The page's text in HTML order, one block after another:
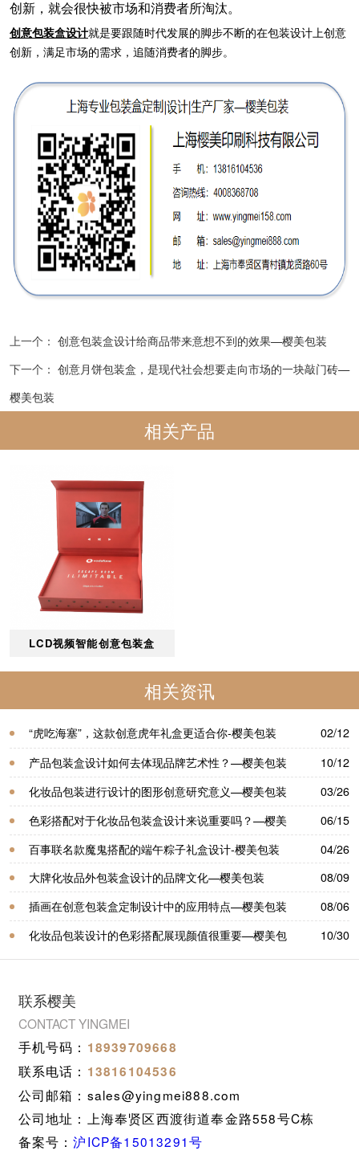
创新，就会很快被市场和消费者所淘汰。
创意包装盒设计就是要跟随时代发展的脚步不断的在包装设计上创意
创新，满足市场的需求，追随消费者的脚步。
上一个： 创意包装盒设计给商品带来意想不到的效果—樱美包装
下一个： 创意月饼包装盒​，是现代社会想要走向市场的一块敲门砖—
樱美包装
相关产品
LCD视频智能创意包装盒
相关资讯
“虎吃海塞”，这款创意虎年礼盒更适合你-樱美包装
02/12
产品包装盒设计如何去体现品牌艺术性？—樱美包装
10/12
化妆品包装进行设计的图形创意研究意义—樱美包装
03/26
色彩搭配对于化妆品包装盒设计来说重要吗？—樱美
包装
06/15
百事联名款魔鬼搭配的端午粽子礼盒设计-樱美包装
04/26
大牌化妆品外包装盒设计的品牌文化—樱美包装
08/09
插画在创意包装盒定制设计中的应用特点—樱美包装
08/06
化妆品包装设计的色彩搭配展现颜值很重要—樱美包
装
10/30
联系樱美
CONTACT YINGMEI
手机号码： 18939709668
联系电话： 13816104536
公司邮箱：sales@yingmei888.com
公司地址：上海奉贤区西渡街道奉金路558号C栋
备案号：沪ICP备15013291号